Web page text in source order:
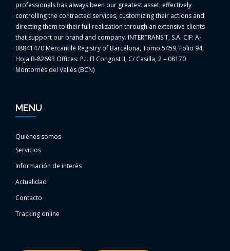
professionals has always been our greatest asset, effectively
controlling the contracted services, customizing their actions and
directing them to their full realization through an extensive clients
that support our brand and company. INTERTRANSIT, S.A. CIF: A-
08841470 Mercantile Registry of Barcelona, Tomo 5459, Folio 94,
Hoja B-82693 Offices: P.I. El Congost II, C/ Casilla, 2 – 08170
Montornés del Vallés (BCN)
MENU
Quiénes somos
Servicios
Información de interés
Actualidad
Contacto
Tracking online